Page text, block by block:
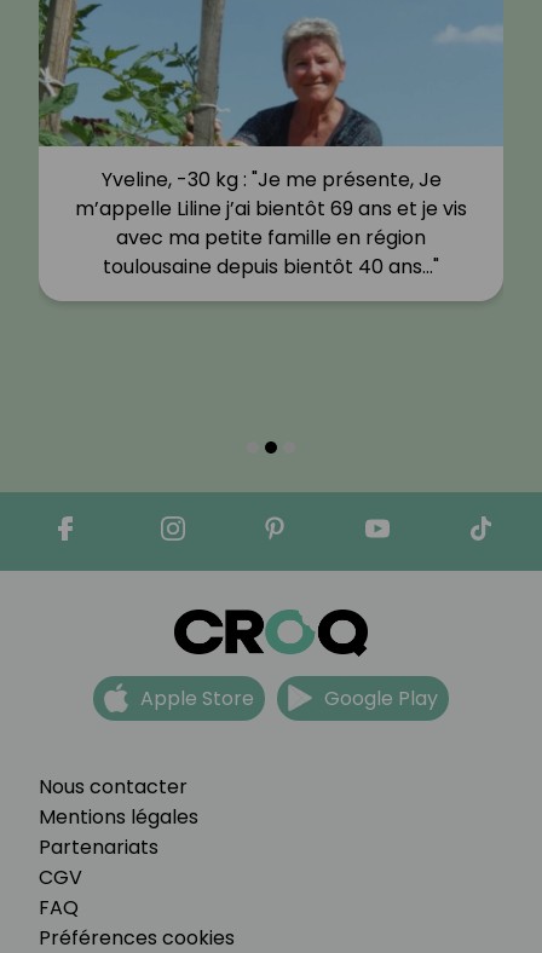
Yveline, -30 kg : "Je me présente, Je
m’appelle Liline j’ai bientôt 69 ans et je vis
avec ma petite famille en région
toulousaine depuis bientôt 40 ans…"
Nous contacter
Mentions légales
Partenariats
CGV
FAQ
Préférences cookies
Apple Store Google Play